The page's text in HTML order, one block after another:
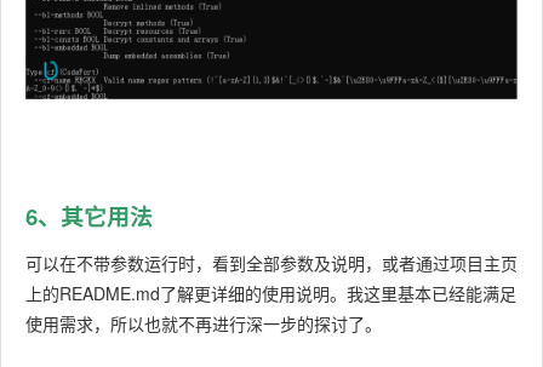
6、其它用法
可以在不带参数运行时，看到全部参数及说明，或者通过项目主页
上的README.md了解更详细的使用说明。我这里基本已经能满足
使用需求，所以也就不再进行深一步的探讨了。